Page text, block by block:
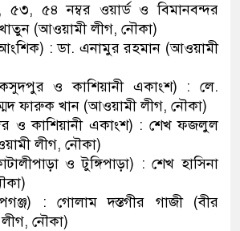
৫৪ নম্বর ওয়ার্ড ও বিমানবন্দর
(আওয়ামী লীগ, নৌকা)
: ডা. এনামুর রহমান (আওয়ামী
ও কাশিয়ানী একাংশ) : লে.
ফারুক খান (আওয়ামী লীগ, নৌকা)
ও কাশিয়ানী একাংশ) : শেখ ফজলুল
লীগ, নৌকা)
ও টুঙ্গিপাড়া) : শেখ হাসিনা
: গোলাম দস্তগীর গাজী (বীর
নৌকা)